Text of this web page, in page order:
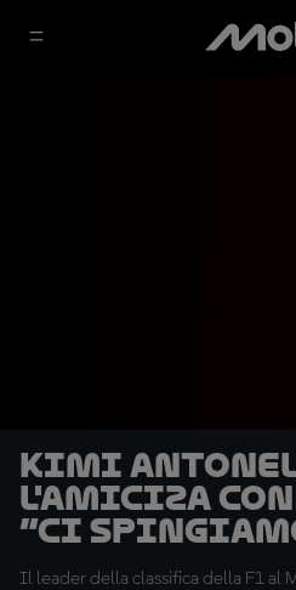
Kimi
l'amiciza con
“Ci
a fare
Il leader della classifica della F1 al